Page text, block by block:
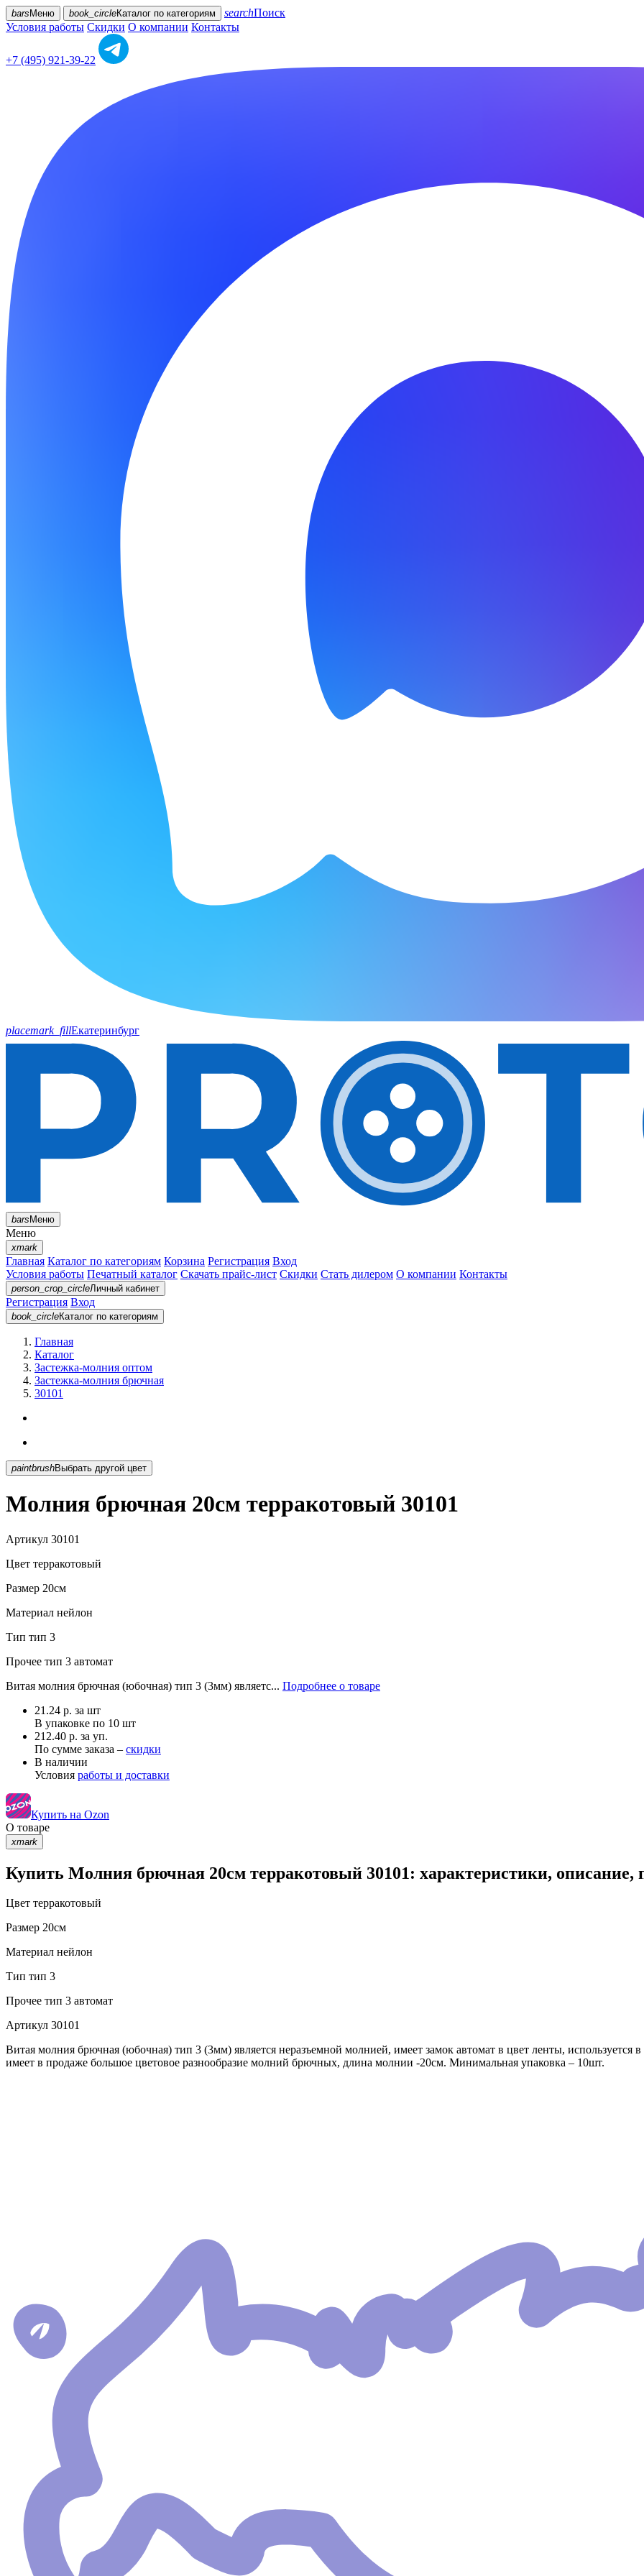
bars Меню book_circleКаталог по категориям searchПоиск
Условия работы Скидки О компании Контакты
+7 (495) 921-39-22
placemark_fillЕкатеринбург
barsМеню
Меню
xmark
Главная Каталог по категориям Корзина Регистрация Вход
Условия работы Печатный каталог Скачать прайс-лист Скидки Стать дилером О компании Контакты
person_crop_circleЛичный кабинет
Регистрация Вход
book_circleКаталог по категориям
Главная
Каталог
Застежка-молния оптом
Застежка-молния брючная
30101
paintbrush Выбрать другой цвет
Молния брючная 20см терракотовый 30101
Артикул 30101
Цвет терракотовый
Размер 20см
Материал нейлон
Тип тип 3
Прочее тип 3 автомат
Витая молния брючная (юбочная) тип 3 (3мм) являетс... Подробнее о товаре
21.24 р. за шт
В упаковке по 10 шт
212.40 р. за уп.
По сумме заказа – скидки
В наличии
Условия работы и доставки
Купить на Ozon
О товаре
xmark
Купить Молния брючная 20см терракотовый 30101: характеристики, описание,
Цвет терракотовый
Размер 20см
Материал нейлон
Тип тип 3
Прочее тип 3 автомат
Артикул 30101
Витая молния брючная (юбочная) тип 3 (3мм) является неразъемной молнией, имеет замок автомат в цвет ленты,
имеет в продаже большое цветовое разнообразие молний брючных, длина молнии -20см. Минимальная упаковка – 10шт.